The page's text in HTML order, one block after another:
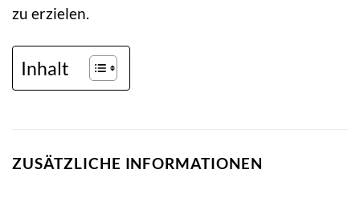
zu erzielen.
Inhalt
ZUSÄTZLICHE INFORMATIONEN